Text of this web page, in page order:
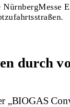
durch
„BIOGAS